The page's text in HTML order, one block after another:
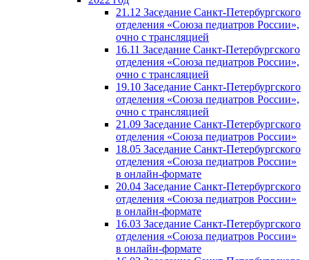
21.12 Заседание Санкт-Петербургского
отделения «Союза педиатров России»,
очно с трансляцией
16.11 Заседание Санкт-Петербургского
отделения «Союза педиатров России»,
очно с трансляцией
19.10 Заседание Санкт-Петербургского
отделения «Союза педиатров России»,
очно с трансляцией
21.09 Заседание Санкт-Петербургского
отделения «Союза педиатров России»
18.05 Заседание Санкт-Петербургского
отделения «Союза педиатров России»
в онлайн-формате
20.04 Заседание Санкт-Петербургского
отделения «Союза педиатров России»
в онлайн-формате
16.03 Заседание Санкт-Петербургского
отделения «Союза педиатров России»
в онлайн-формате